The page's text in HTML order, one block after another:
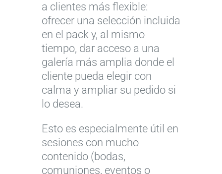
a clientes más flexible:
ofrecer una selección incluida
en el pack y, al mismo
tiempo, dar acceso a una
galería más amplia donde el
cliente pueda elegir con
calma y ampliar su pedido si
lo desea.
Esto es especialmente útil en
sesiones con mucho
contenido (bodas,
comuniones, eventos o